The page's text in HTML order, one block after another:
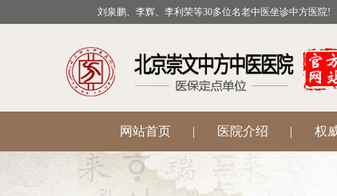
刘泉鹏、李辉、李利荣等30多位名老中医坐诊中方医院!
网站首页 | 医院介绍 | 权
公益活动 | 医院科室